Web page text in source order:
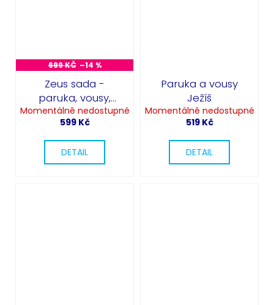
699 KČ –14 %
Zeus sada -
paruka, vousy,
obočí
Momentálně nedostupné
599 Kč
DETAIL
Paruka a vousy
Ježíš
Momentálně nedostupné
519 Kč
DETAIL